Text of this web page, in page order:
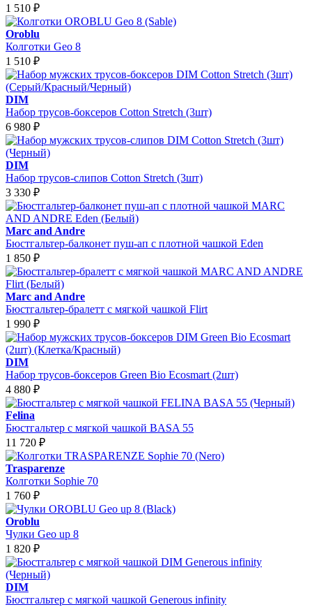
1 510 ₽
Oroblu
Колготки Geo 8
1 510 ₽
DIM
Набор трусов-боксеров Cotton Stretch (3шт)
6 980 ₽
DIM
Набор трусов-слипов Cotton Stretch (3шт)
3 330 ₽
Marc and Andre
Бюстгальтер-балконет пуш-ап с плотной чашкой Eden
1 850 ₽
Marc and Andre
Бюстгальтер-бралетт с мягкой чашкой Flirt
1 990 ₽
DIM
Набор трусов-боксеров Green Bio Ecosmart (2шт)
4 880 ₽
Felina
Бюстгальтер с мягкой чашкой BASA 55
11 720 ₽
Trasparenze
Колготки Sophie 70
1 760 ₽
Oroblu
Чулки Geo up 8
1 820 ₽
DIM
Бюстгальтер с мягкой чашкой Generous infinity